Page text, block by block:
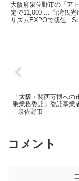
大阪府泉佐野市の「ア
定で11,000 ... 台湾観光
リズムEXPOで就任
「大阪 ・関西万博への
乗業務委託」委託事業
– 泉佐野市
コメント